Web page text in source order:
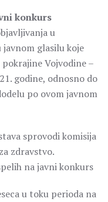
konkurs
u
javnom glasilu koje
Vojvodine –
godine, odnosno do
po ovom javnom
sprovodi komisija
zdravstvo.
na javni konkurs
u toku perioda na